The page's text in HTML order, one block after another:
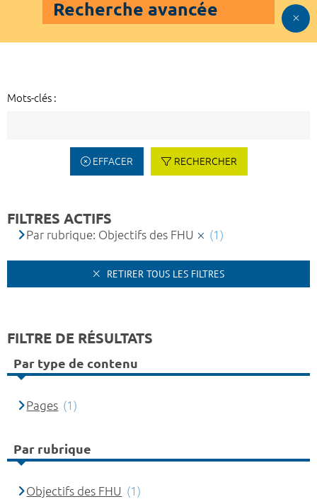
Recherche avancée
Mots-clés :
EFFACER RECHERCHER
FILTRES ACTIFS
Par rubrique: Objectifs des FHU (1)
RETIRER TOUS LES FILTRES
FILTRE DE RÉSULTATS
Par type de contenu
Pages (1)
Par rubrique
Objectifs des FHU (1)